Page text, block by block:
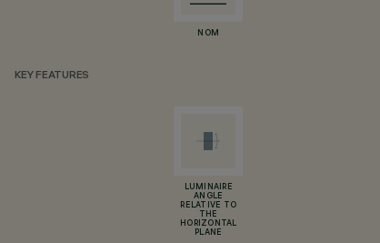
NOM
KEY FEATURES
LUMINAIRE
ANGLE
RELATIVE TO
THE
HORIZONTAL
PLANE